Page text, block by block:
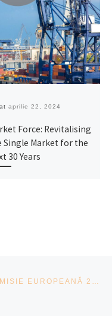
aprilie 22, 2024
Force: Revitalising
Single Market for the
30 Years
PRIORITĂȚI PENTRU NOUA COMISIE EUROPEANĂ 2025: ENERGIE ȘI MEDIU ÎNCONJURĂTOR